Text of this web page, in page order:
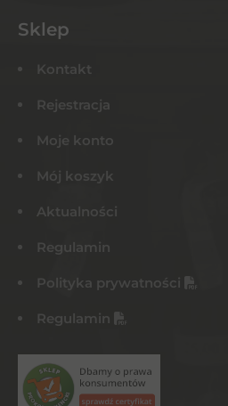
Sklep
Kontakt
Rejestracja
Moje konto
Mój koszyk
Aktualności
Regulamin
Polityka prywatności
Regulamin